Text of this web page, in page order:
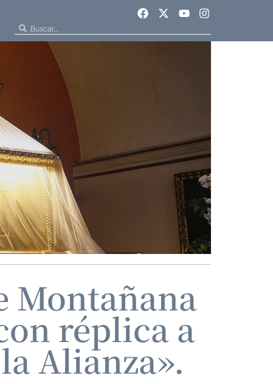
Montañana
réplica a
Alianza».